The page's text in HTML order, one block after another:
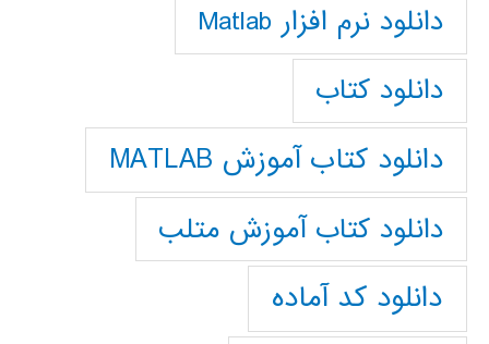
دانلود نرم افزار Matlab
دانلود کتاب
دانلود کتاب آموزش MATLAB
دانلود کتاب آموزش متلب
دانلود کد آماده